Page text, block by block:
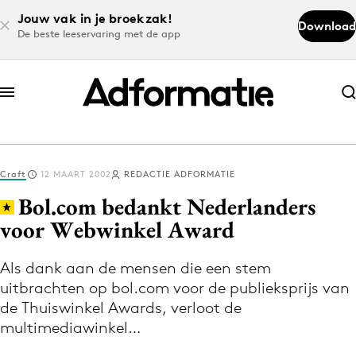
Jouw vak in je broekzak!
De beste leeservaring met de app
Download
Abonneer nu
Abonneer nu
Log in
Volg het laatste nieuws via de Adformatie
Nieuws app
Craft 12 MAART 2002 REDACTIE ADFORMATIE
Bol.com bedankt Nederlanders
voor Webwinkel Award
Als dank aan de mensen die een stem
uitbrachten op bol.com voor de publieksprijs van
de Thuiswinkel Awards, verloot de
multimediawinkel…